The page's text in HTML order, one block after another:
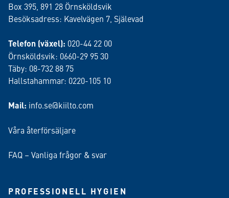
Box 395, 891 28 Örnsköldsvik
Besöksadress: Kavelvägen 7, Själevad
Telefon (växel): 020-44 22 00
Örnsköldsvik: 0660-29 95 30
Täby: 08-732 88 75
Hallstahammar: 0220-105 10
Mail: info.se@kiilto.com
Våra återförsäljare
FAQ – Vanliga frågor & svar
PROFESSIONELL HYGIEN